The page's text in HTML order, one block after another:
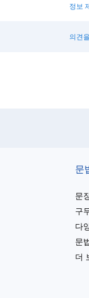
정보
의견
문
문
구
다
문
더